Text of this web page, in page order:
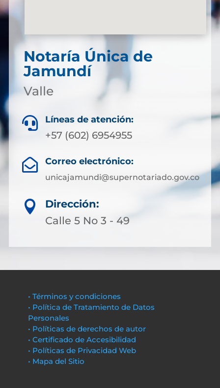
Notaría Única de
Jamundí
Valle
 Líneas de atención:
+57 (602) 6954955
 Correo electrónico:
unicajamundi@supernotariado.gov.co

Dirección:
Calle 5 No 3 - 49
• Términos y condiciones
• Política de Tratamiento de Datos
Personales
• Políticas de derechos de autor
• Certificado de Accesibilidad
• Políticas de Privacidad Web
• Mapa del Sitio